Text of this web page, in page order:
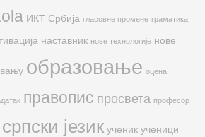
ИКТ Србија гласовне промене граматика
наставник нове технологије нове
образовање оцена
правопис просвета професор
српски језик ученик ученици